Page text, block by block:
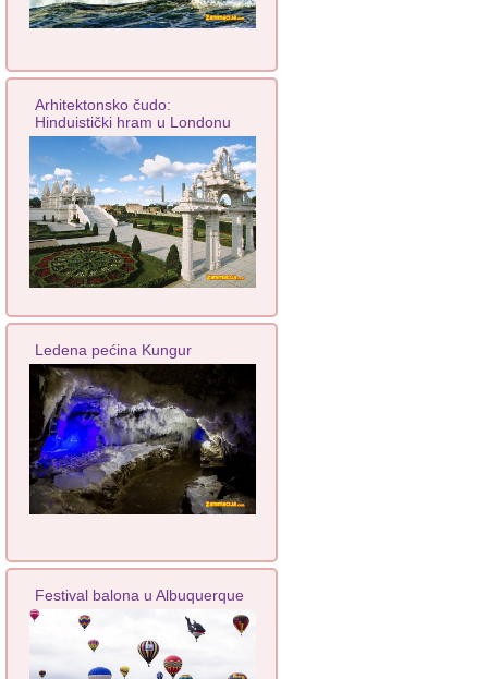
Arhitektonsko čudo:
Hinduistički hram u Londonu
Ledena pećina Kungur
Festival balona u Albuquerque